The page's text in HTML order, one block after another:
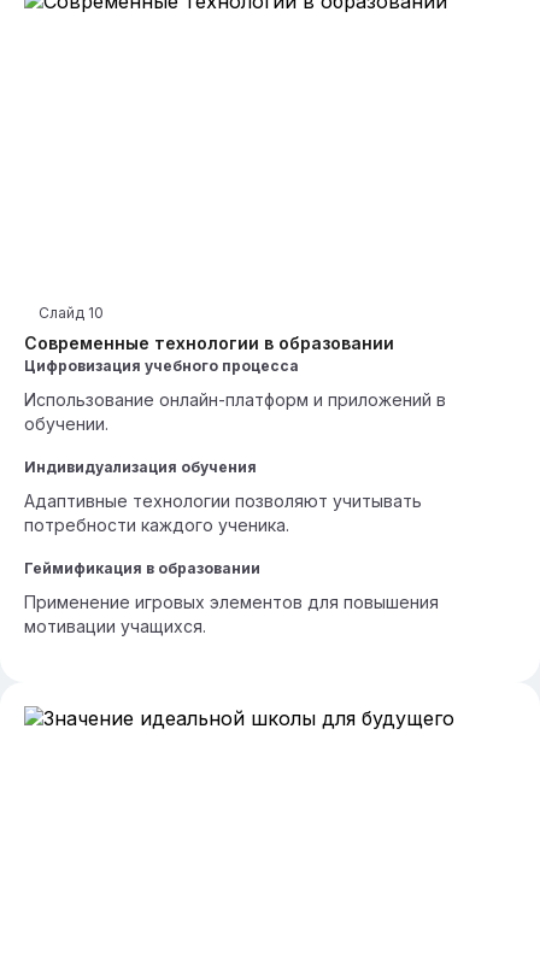
Современные технологии в образовании
Слайд 10
Цифровизация учебного процесса
Использование онлайн-платформ и приложений в
обучении.
Индивидуализация обучения
Адаптивные технологии позволяют учитывать
потребности каждого ученика.
Геймификация в образовании
Применение игровых элементов для повышения
мотивации учащихся.